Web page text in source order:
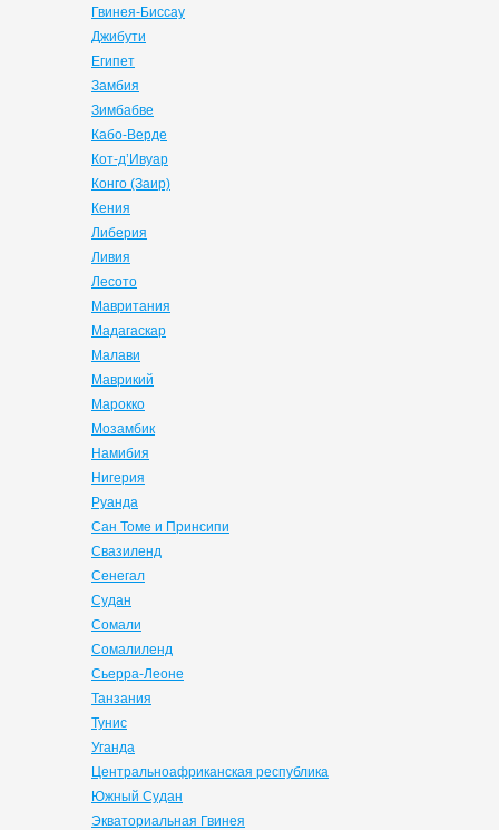
Гвинея-Биссау
Джибути
Египет
Замбия
Зимбабве
Кабо-Верде
Кот-д’Ивуар
Конго (Заир)
Кения
Либерия
Ливия
Лесото
Мавритания
Мадагаскар
Малави
Маврикий
Марокко
Мозамбик
Намибия
Нигерия
Руанда
Сан Томе и Принсипи
Свазиленд
Сенегал
Судан
Сомали
Сомалиленд
Сьерра-Леоне
Танзания
Тунис
Уганда
Центральноафриканская республика
Южный Судан
Экваториальная Гвинея